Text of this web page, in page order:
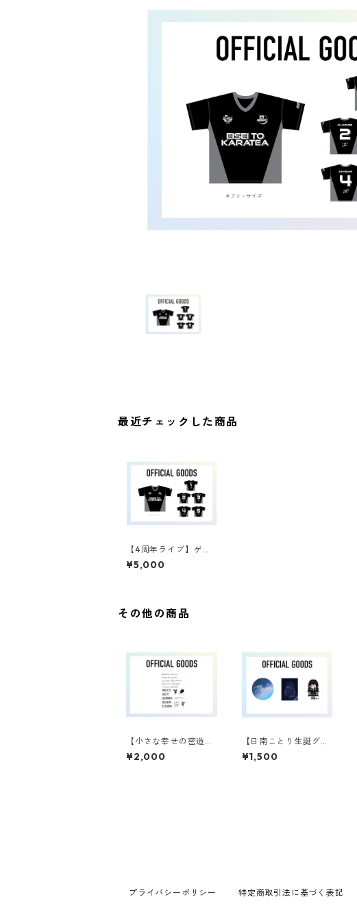
最近チェックした商品
【4周年ライブ】ゲー
ムシャツ
¥5,000
その他の商品
【小さな幸せの密造】
タトゥーシール
¥2,000
【日南ことり生誕グッ
ズ】ステッカーセット
¥1,500
プライバシーポリシー 特定商取引法に基づく表記